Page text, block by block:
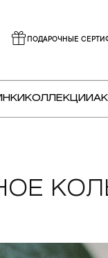
ПОДАРОЧНЫЕ
КОЛЛЕКЦИИ